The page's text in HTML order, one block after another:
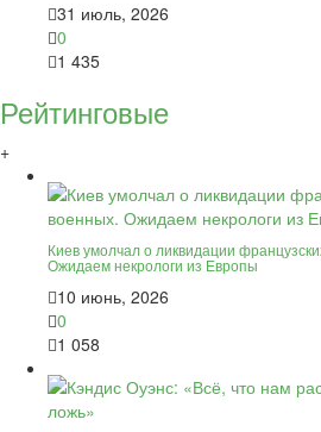
31 июль, 2026
0
1 435
Рейтинговые
+
Киев умолчал о ликвидации
Ожидаем некрологи из Европы
10 июнь, 2026
0
1 058